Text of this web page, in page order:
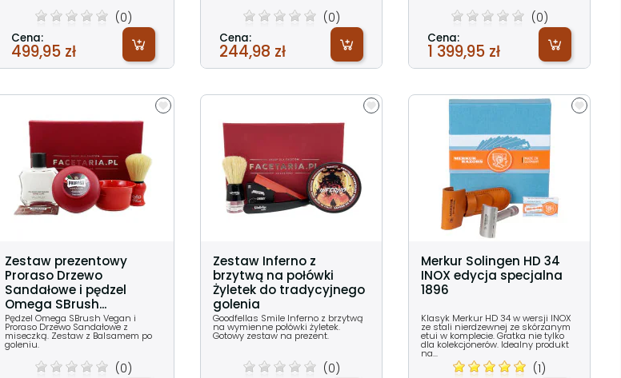
(0)
Cena:
499,95 zł
(0)
Cena:
244,98 zł
(0)
Cena:
1 399,95 zł
Zestaw prezentowy
Proraso Drzewo
Sandałowe i pędzel
Omega SBrush...
Pędzel Omega SBrush Vegan i
Proraso Drzewo Sandałowe z
miseczką. Zestaw z Balsamem po
goleniu.
(0)
Zestaw Inferno z
brzytwą na połówki
Żyletek do tradycyjnego
golenia
Goodfellas Smile Inferno z brzytwą
na wymienne połówki żyletek.
Gotowy zestaw na prezent.
(0)
Merkur Solingen HD 34
INOX edycja specjalna
1896
Klasyk Merkur HD 34 w wersji INOX
ze stali nierdzewnej ze skórzanym
etui w komplecie. Gratka nie tylko
dla kolekcjonerów. Idealny produkt
na...
(1)